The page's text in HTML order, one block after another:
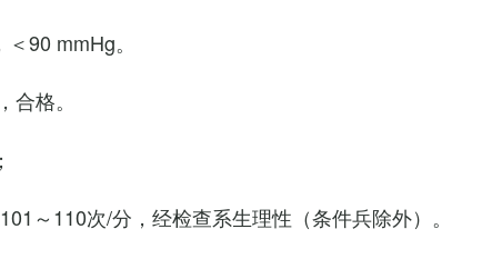
90 mmHg。
格。
～110次/分，经检查系生理性（条件兵除外）。